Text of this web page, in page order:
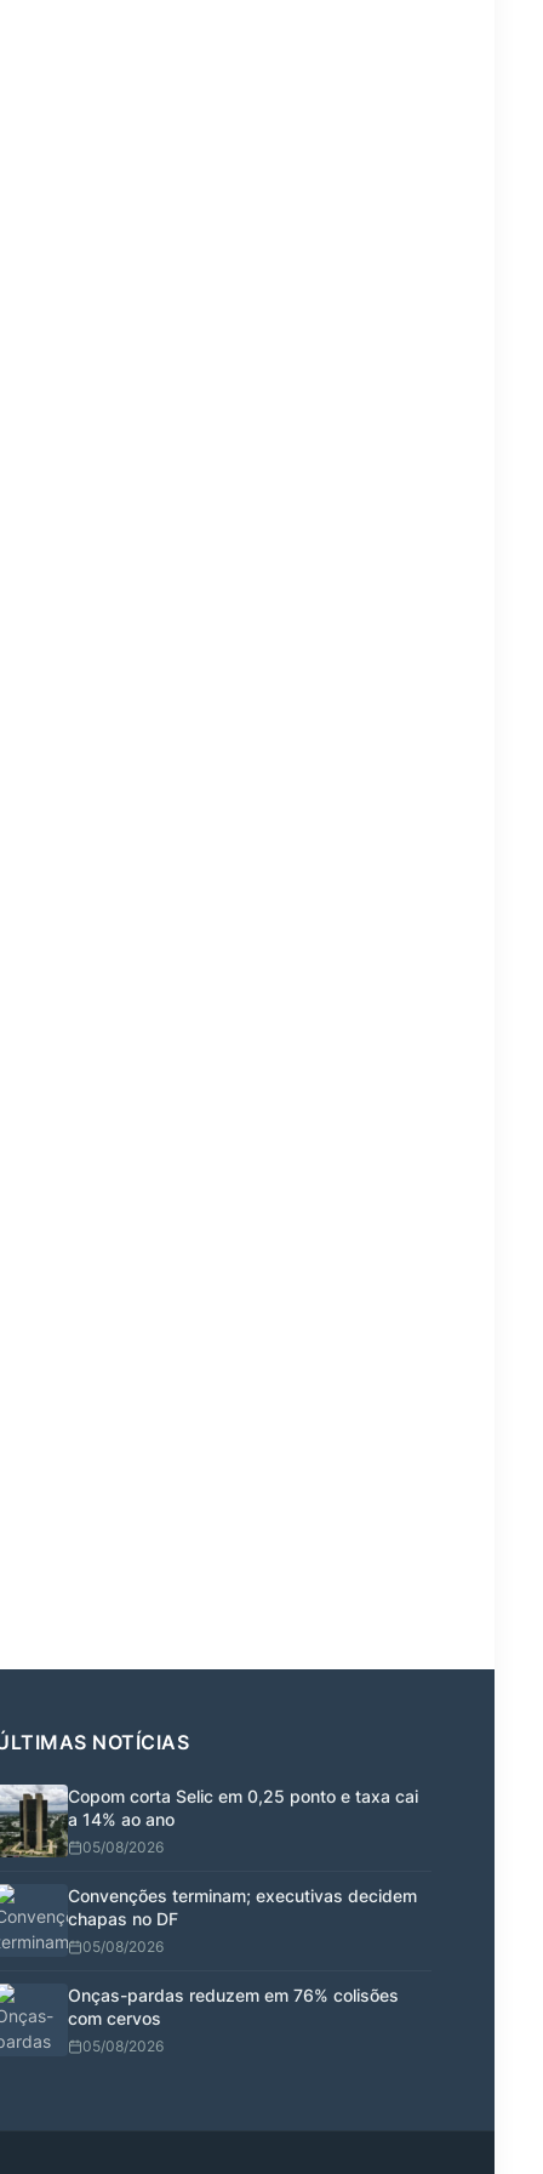
NOTÍCIAS
Copom corta Selic em 0,25 ponto e taxa cai
a 14% ao ano
05/08/2026
Convenções terminam; executivas decidem
chapas no DF
05/08/2026
Onças-pardas reduzem em 76% colisões
com cervos
05/08/2026